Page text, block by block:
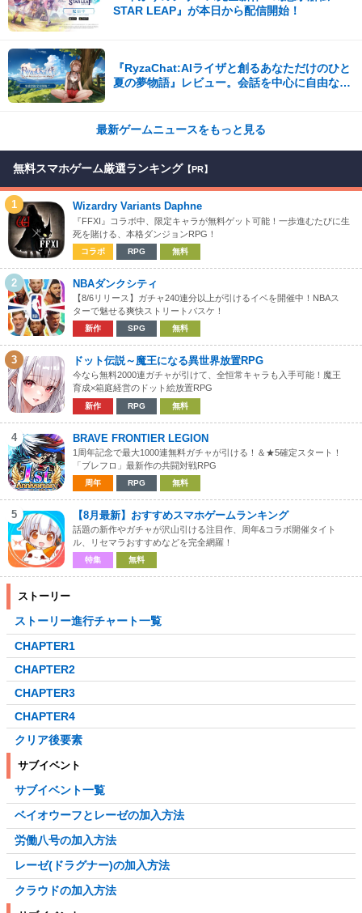
STAR LEAP』が本日から配信開始！
『RyzaChat:AIライザと創るあなただけのひと
夏の夢物語』レビュー。会話を中心に自由な冒
最新ゲームニュースをもっと見る
無料スマホゲーム厳選ランキング 【PR】
1 Wizardry Variants Daphne
『FFXI』コラボ中、限定キャラが無料ゲット可能！一歩進むたびに生
死を賭ける、本格ダンジョンRPG！
コラボ RPG 無料
2 NBAダンクシティ
【8/6リリース】ガチャ240連分以上が引けるイベを開催中！NBAス
ターで魅せる爽快ストリートバスケ！
新作 SPG 無料
3 ドット伝説～魔王になる異世界放置RPG
今なら無料2000連ガチャが引けて、全恒常キャラも入手可能！魔王
育成×箱庭経営のドット絵放置RPG
新作 RPG 無料
4 BRAVE FRONTIER LEGION
1周年記念で最大1000連無料ガチャが引ける！＆★5確定スタート！
「ブレフロ」最新作の共闘対戦RPG
周年 RPG 無料
5 【8月最新】おすすめスマホゲームランキング
話題の新作やガチャが沢山引ける注目作、周年&コラボ開催タイト
ル、リセマラおすすめなどを完全網羅！
特集 無料
ストーリー
ストーリー進行チャート一覧
CHAPTER1
CHAPTER2
CHAPTER3
CHAPTER4
クリア後要素
サブイベント
サブイベント一覧
ベイオウーフとレーゼの加入方法
労働八号の加入方法
レーゼ(ドラグナー)の加入方法
クラウドの加入方法